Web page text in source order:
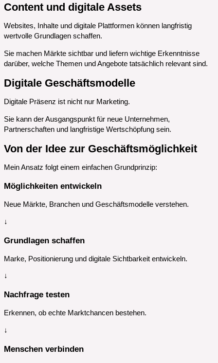
Content und digitale Assets
Websites, Inhalte und digitale Plattformen können langfristig
wertvolle Grundlagen schaffen.
Sie machen Märkte sichtbar und liefern wichtige Erkenntnisse
darüber, welche Themen und Angebote tatsächlich relevant sind.
Digitale Geschäftsmodelle
Digitale Präsenz ist nicht nur Marketing.
Sie kann der Ausgangspunkt für neue Unternehmen,
Partnerschaften und langfristige Wertschöpfung sein.
Von der Idee zur Geschäftsmöglichkeit
Mein Ansatz folgt einem einfachen Grundprinzip:
Möglichkeiten entwickeln
Neue Märkte, Branchen und Geschäftsmodelle verstehen.
↓
Grundlagen schaffen
Marke, Positionierung und digitale Sichtbarkeit entwickeln.
↓
Nachfrage testen
Erkennen, ob echte Marktchancen bestehen.
↓
Menschen verbinden